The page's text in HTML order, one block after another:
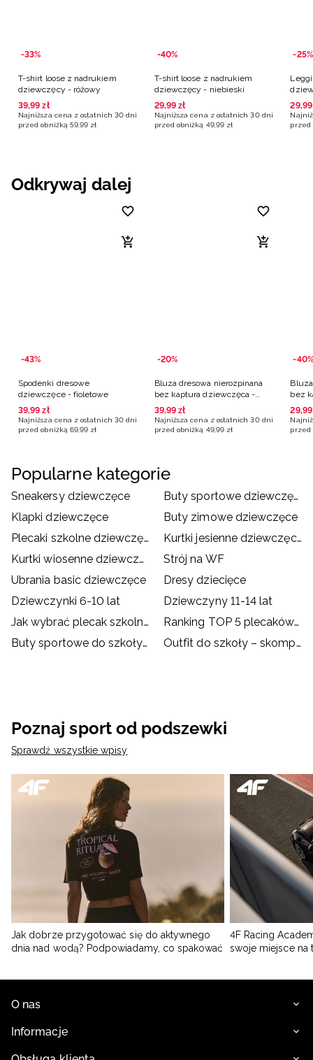
-33%
T-shirt loose z nadrukiem
dziewczęcy - różowy
39,99 zł
Najniższa cena z ostatnich 30 dni
przed obniżką 59,99 zł
-40%
T-shirt loose z nadrukiem
dziewczęcy - niebieski
29,99 zł
Najniższa cena z ostatnich 30 dni
przed obniżką 49,99 zł
-25%
29,99
przed
Odkrywaj dalej
-43%
Spodenki dresowe
dziewczęce - fioletowe
39,99 zł
Najniższa cena z ostatnich 30 dni
przed obniżką 69,99 zł
-20%
Bluza dresowa nierozpinana
bez kaptura dziewczęca -
fioletowa
39,99 zł
Najniższa cena z ostatnich 30 dni
przed obniżką 49,99 zł
-40%
bez
szara
29,99
przed
Popularne kategorie
Sneakersy dziewczęce
Buty sportowe dziewczęce
Klapki dziewczęce
Buty zimowe dziewczęce
Plecaki szkolne dziewczęce
Kurtki jesienne dziewczęce
Kurtki wiosenne dziewczęce
Strój na WF
Ubrania basic dziewczęce
Dresy dziecięce
Dziewczynki 6-10 lat
Dziewczyny 11-14 lat
Jak wybrać plecak szkolny?
Ranking TOP 5 plecaków szkolnych
Buty sportowe do szkoły – dylemat rodziców i dzieci
Outfit do szkoły – skompletuj go z ubraniami i akcesoriami
Poznaj sport od podszewki
Sprawdź wszystkie wpisy
Jak dobrze przygotować się do aktywnego
dnia nad wodą? Podpowiadamy, co spakować
4F Racing
swoje miejsce na
O nas
Informacje